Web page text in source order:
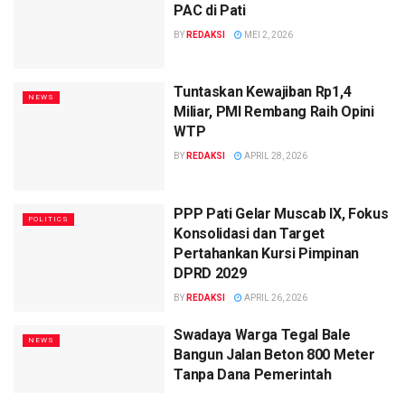
PAC di Pati
BY REDAKSI MEI 2, 2026
NEWS
Tuntaskan Kewajiban Rp1,4
Miliar, PMI Rembang Raih Opini
WTP
BY REDAKSI APRIL 28, 2026
POLITICS
PPP Pati Gelar Muscab IX, Fokus
Konsolidasi dan Target
Pertahankan Kursi Pimpinan
DPRD 2029
BY REDAKSI APRIL 26, 2026
NEWS
Swadaya Warga Tegal Bale
Bangun Jalan Beton 800 Meter
Tanpa Dana Pemerintah